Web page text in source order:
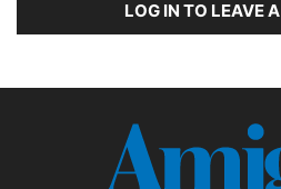
LOG IN TO LEAVE